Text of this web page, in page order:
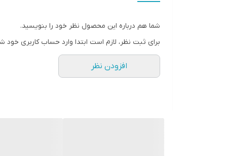
شما هم درباره این محصول نظر خود را بنویسید.
برای ثبت نظر، لازم است ابتدا وارد حساب کاربری خود
افزودن نظر